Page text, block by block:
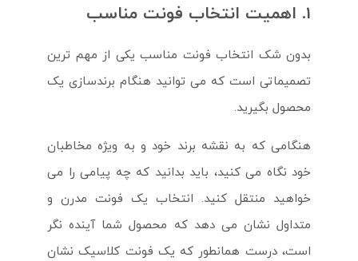
1. اهمیت انتخاب فونت مناسب
بدون شک انتخاب فونت مناسب یکی از مهم ترین
تصمیماتی است که می توانید هنگام برندسازی یک
محصول بگیرید.
هنگامی که به نقشه برند خود و به ویژه مخاطبان
خود نگاه می کنید، باید بدانید که چه پیامی را می
خواهید منتقل کنید. انتخاب یک فونت مدرن و
متداول نشان می دهد که محصول شما آینده نگر
است، درست همانطور که یک فونت کلاسیک نشان